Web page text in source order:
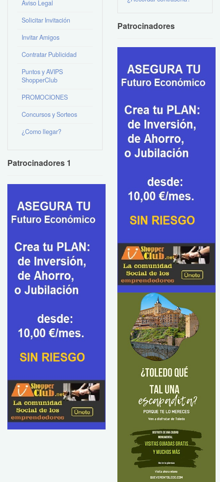
Aviso Legal
Solicitar Invitación
Invitar Amigos
Contratar Publicidad
Puntos y AVIPS
ShopperClub
PROMOCIONES
Concursos y Sorteos
¿Como llegar?
Patrocinadores 1
Patrocinadores